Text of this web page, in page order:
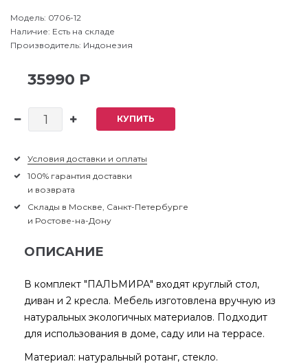
Модель: 0706-12
Наличие: Есть на складе
Производитель: Индонезия
35990 Р
КУПИТЬ
Условия доставки и оплаты
100% гарантия доставки
и возврата
Склады в Москве, Санкт-Петербурге
и Ростове-на-Дону
ОПИСАНИЕ
В комплект "ПАЛЬМИРА" входят круглый стол,
диван и 2 кресла. Мебель изготовлена вручную из
натуральных экологичных материалов. Подходит
для использования в доме, саду или на террасе.
Материал: натуральный ротанг, стекло.